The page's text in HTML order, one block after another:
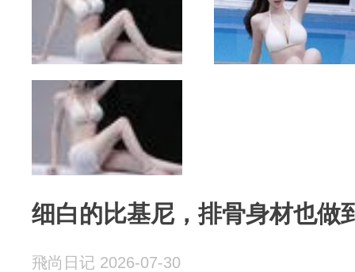
细白的比基尼，排骨身材也做
飛尚日记 2026-07-30